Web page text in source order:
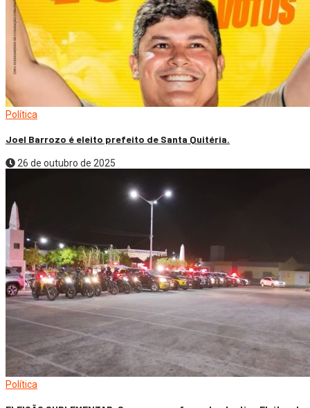
Política
Joel Barrozo é eleito prefeito de Santa Quitéria.
26 de outubro de 2025
Política